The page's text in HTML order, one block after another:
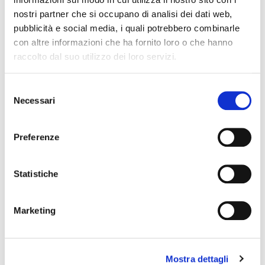
nostri partner che si occupano di analisi dei dati web,
pubblicità e social media, i quali potrebbero combinarle
con altre informazioni che ha fornito loro o che hanno
raccolto dal suo utilizzo dei loro servizi.
delNecessari
Preferenze
Statistiche
Marketing
Mostra dettagli
NEWS
spirito/della vallePASSI NEL BUIO: NELLA